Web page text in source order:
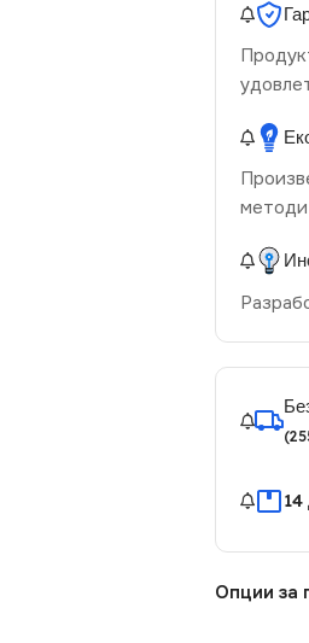
методи
14
Опции за